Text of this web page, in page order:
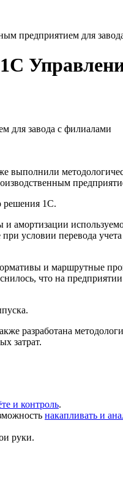
предприятием для
для завода с филиалами
выполнили
решения 1С.
условии перевода
и маршрутные
что на
разработана
затрат.
и контроль.
накапливать и
руки.